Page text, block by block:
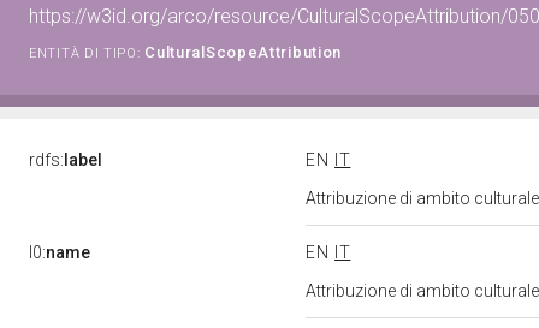
https://w3id.org/arco/resource/CulturalScopeAttribution/
ENTITÀ DI TIPO: CulturalScopeAttribution
rdfs: label EN
IT
Attribuzione di ambito
l0:name EN
IT
Attribuzione di ambito